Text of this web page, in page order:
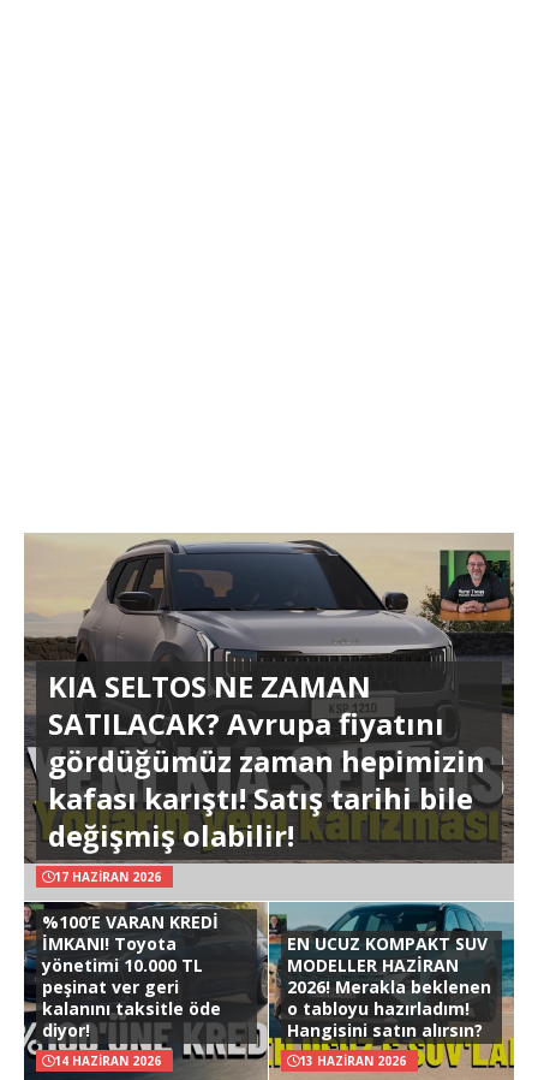
KIA SELTOS NE ZAMAN
SATILACAK? Avrupa fiyatını
gördüğümüz zaman hepimizin
kafası karıştı! Satış tarihi bile
değişmiş olabilir!
17 HAZIRAN 2026
%100’E VARAN KREDİ
İMKANI! Toyota
yönetimi 10.000 TL
peşinat ver geri
kalanını taksitle öde
diyor!
14 HAZIRAN 2026
EN UCUZ KOMPAKT SUV
MODELLER HAZİRAN
2026! Merakla beklenen
o tabloyu hazırladım!
Hangisini satın alırsın?
13 HAZIRAN 2026